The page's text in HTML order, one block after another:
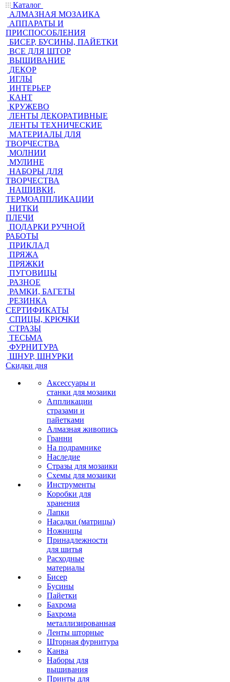
Каталог
АЛМАЗНАЯ МОЗАИКА
АППАРАТЫ И
ПРИСПОСОБЛЕНИЯ
БИСЕР, БУСИНЫ, ПАЙЕТКИ
ВСЕ ДЛЯ ШТОР
ВЫШИВАНИЕ
ДЕКОР
ИГЛЫ
ИНТЕРЬЕР
КАНТ
КРУЖЕВО
ЛЕНТЫ ДЕКОРАТИВНЫЕ
ЛЕНТЫ ТЕХНИЧЕСКИЕ
МАТЕРИАЛЫ ДЛЯ
ТВОРЧЕСТВА
МОЛНИИ
МУЛИНЕ
НАБОРЫ ДЛЯ
ТВОРЧЕСТВА
НАШИВКИ,
ТЕРМОАППЛИКАЦИИ
НИТКИ
ПЛЕЧИ
ПОДАРКИ РУЧНОЙ
РАБОТЫ
ПРИКЛАД
ПРЯЖА
ПРЯЖКИ
ПУГОВИЦЫ
РАЗНОЕ
РАМКИ, БАГЕТЫ
РЕЗИНКА
СЕРТИФИКАТЫ
СПИЦЫ, КРЮЧКИ
СТРАЗЫ
ТЕСЬМА
ФУРНИТУРА
ШНУР, ШНУРКИ
Скидки дня
Аксессуары и
станки для мозаики
Аппликации
стразами и
пайетками
Алмазная живопись
Гранни
На подрамнике
Наследие
Стразы для мозаики
Схемы для мозаики
Инструменты
Коробки для
хранения
Лапки
Насадки (матрицы)
Ножницы
Принадлежности
для шитья
Расходные
материалы
Бисер
Бусины
Пайетки
Бахрома
Бахрома
металлизированная
Ленты шторные
Шторная фурнитура
Канва
Наборы для
вышивания
Принты для